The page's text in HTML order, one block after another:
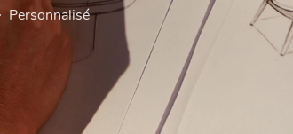
Personnalisé